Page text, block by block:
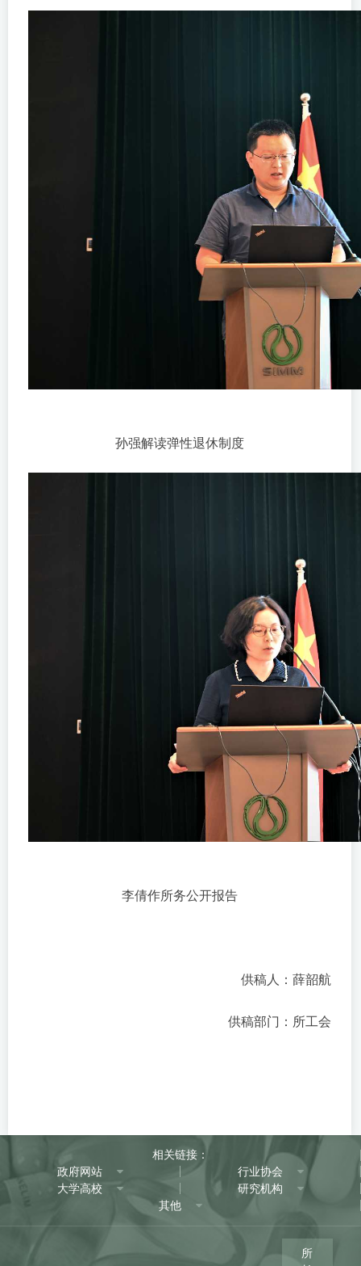
孙强解读弹性退休制度
李倩作所务公开报告
供稿人：薛韶航
供稿部门：所工会
相关链接：
政府网站
行业协会
大学高校
研究机构
其他
所